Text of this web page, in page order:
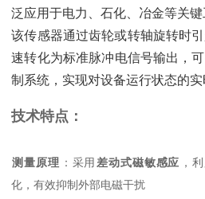
泛应用于电力、石化、冶金等关键
该传感器通过齿轮或转轴旋转时
速转化为标准脉冲电信号输出，
制系统，实现对设备运行状态的实
技术特点：
测量原理 ‌：采用‌ 差动式磁敏感应 ，
化，有效抑制外部电磁干扰